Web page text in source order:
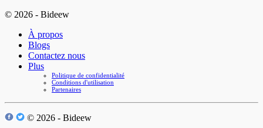
© 2026 - Bideew
À propos
Blogs
Contactez nous
Plus
Politique de confidentialité
Conditions d'utilisation
Partenaires
© 2026 - Bideew